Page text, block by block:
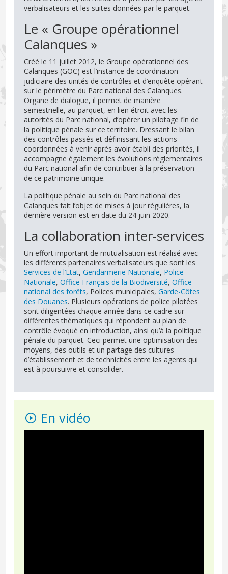
verbalisateurs et les suites données par le parquet.
Le « Groupe opérationnel
Calanques »
Créé le 11 juillet 2012, le Groupe opérationnel des
Calanques (GOC) est l’instance de coordination
judiciaire des unités de contrôles et d’enquête opérant
sur le périmètre du Parc national des Calanques.
Organe de dialogue, il permet de manière
semestrielle, au parquet, en lien étroit avec les
autorités du Parc national, d’opérer un pilotage fin de
la politique pénale sur ce territoire. Dressant le bilan
des contrôles passés et définissant les actions
coordonnées à venir après avoir établi des priorités, il
accompagne également les évolutions réglementaires
du Parc national afin de contribuer à la préservation
de ce patrimoine unique.
La politique pénale au sein du Parc national des
Calanques fait l’objet de mises à jour régulières, la
dernière version est en date du 24 juin 2020.
La collaboration inter-services
Un effort important de mutualisation est réalisé avec
les différents partenaires verbalisateurs que sont les
Services de l’Etat, Gendarmerie Nationale, Police
Nationale, Office Français de la Biodiversité, Office
national des forêts, Polices municipales, Garde-Côtes
des Douanes. Plusieurs opérations de police pilotées
sont diligentées chaque année dans ce cadre sur
différentes thématiques qui répondent au plan de
contrôle évoqué en introduction, ainsi qu’à la politique
pénale du parquet. Ceci permet une optimisation des
moyens, des outils et un partage des cultures
d’établissement et de technicités entre les agents qui
est à poursuivre et consolider.
En vidéo